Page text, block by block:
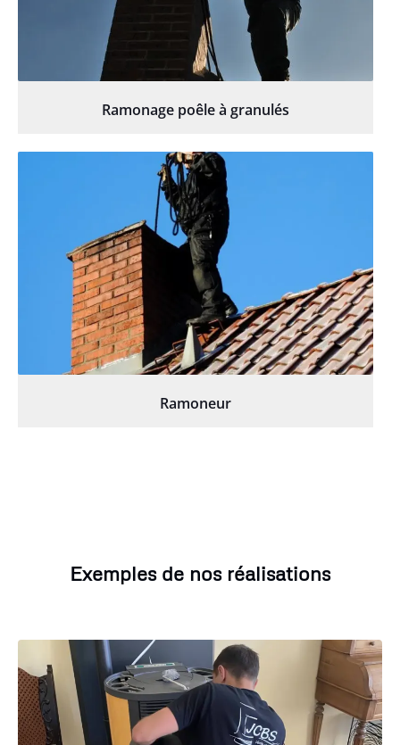
Ramonage poêle à granulés
Ramoneur
Exemples de nos réalisations